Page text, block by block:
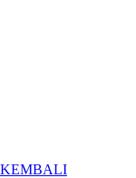
KEMBALI